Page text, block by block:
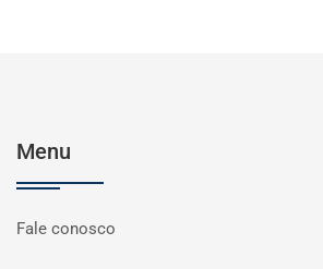
Menu
Fale conosco